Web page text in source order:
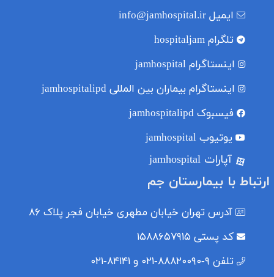
ایمیل info@jamhospital.ir
تلگرام hospitaljam
اینستاگرام jamhospital
اینستاگرام بیماران بین المللی jamhospitalipd
فیسبوک jamhospitalipd
یوتیوب jamhospital
آپارات jamhospital
ارتباط با بیمارستان جم
آدرس تهران خیابان مطهری خیابان فجر پلاک ۸۶
کد پستی
تلفن